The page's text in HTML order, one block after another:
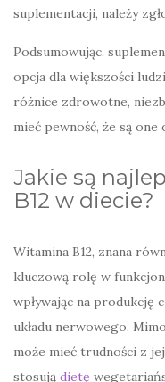
suplementacji, należy
Podsumowując,
opcja dla większości
różnice zdrowotne,
mieć pewność, że są
Jakie są
B12 w diecie?
Witamina B12, znana
kluczową rolę w
wpływając na
układu nerwowego.
może mieć trudności z
stosują dietę